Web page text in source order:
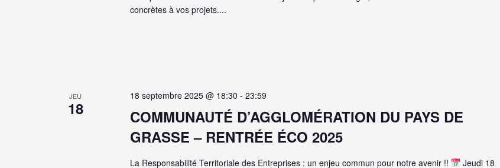
concrètes à vos projets....
JEU
18
COMMUNAUTÉ D’AGGLOMÉRATION DU PAYS DE
GRASSE – RENTRÉE ÉCO 2025
18 septembre 2025 @ 18:30 - 23:59
La Responsabilité Territoriale des Entreprises : un enjeu commun pour notre avenir !!
Jeudi 18